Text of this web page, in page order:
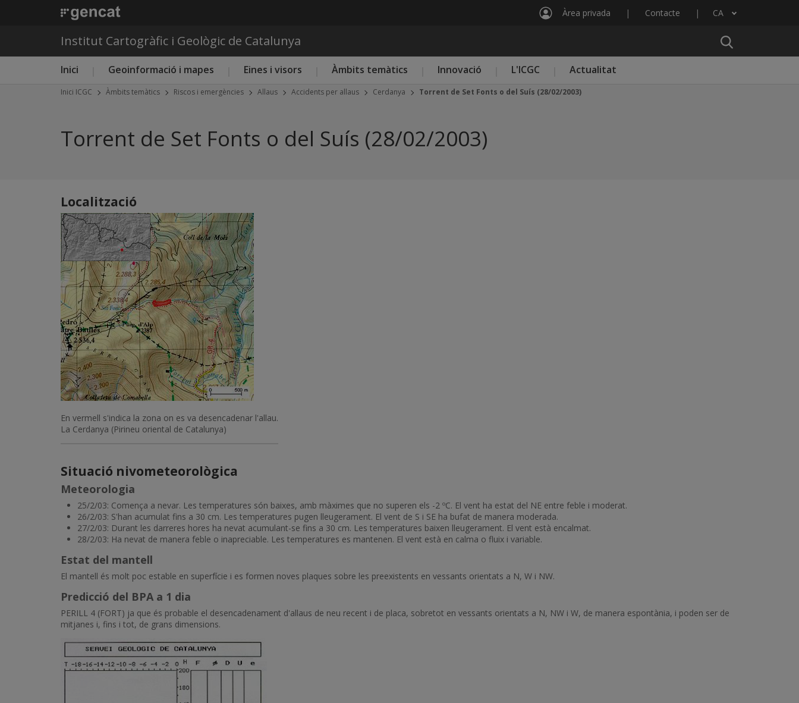
Àrea privada Contacte CA
Llista les accions addicionals
Institut Cartogràfic i Geològic de Catalunya
Menú principal ICGC
Inici Geoinformació i mapes Eines i visors Àmbits temàtics Innovació L'ICGC Actualitat
Inici ICGC Àmbits temàtics Riscos i emergències Allaus Accidents per allaus Cerdanya Torrent de Set Fonts o del Suís (28/02/2003)
Torrent de Set Fonts o del Suís (28/02/2003)
Localització
En vermell s'indica la zona on es va desencadenar l'allau.
La Cerdanya (Pirineu oriental de Catalunya)
Situació nivometeorològica
Meteorologia
25/2/03: Comença a nevar. Les temperatures són baixes, amb màximes que no superen els -2 ºC. El vent ha estat del NE entre feble i moderat.
26/2/03: S'han acumulat fins a 30 cm. Les temperatures pugen lleugerament. El vent de S i SE ha bufat de manera moderada.
27/2/03: Durant les darreres hores ha nevat acumulant-se fins a 30 cm. Les temperatures baixen lleugerament. El vent està encalmat.
28/2/03: Ha nevat de manera feble o inapreciable. Les temperatures es mantenen. El vent està en calma o fluix i variable.
Estat del mantell
El mantell és molt poc estable en superfície i es formen noves plaques sobre les preexistents en vessants orientats a N, W i NW.
Predicció del BPA a 1 dia
PERILL 4 (FORT) ja que és probable el desencadenament d'allaus de neu recent i de placa, sobretot en vessants orientats a N, NW i W, de manera espontània, i poden ser de
mitjanes i, fins i tot, de grans dimensions.